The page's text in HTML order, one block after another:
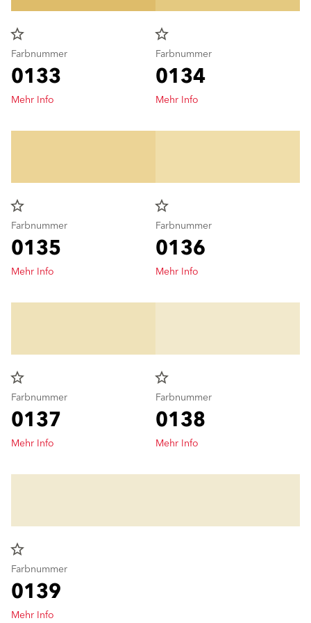
star_border
Farbnummer
0133
Mehr Info
star_border
Farbnummer
0134
Mehr Info
star_border
Farbnummer
0135
Mehr Info
star_border
Farbnummer
0136
Mehr Info
star_border
Farbnummer
0137
Mehr Info
star_border
Farbnummer
0138
Mehr Info
star_border
Farbnummer
0139
Mehr Info